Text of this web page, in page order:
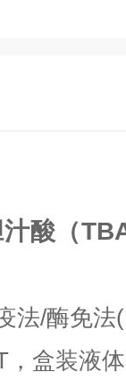
酸（
法/酶免法
，盒装液体